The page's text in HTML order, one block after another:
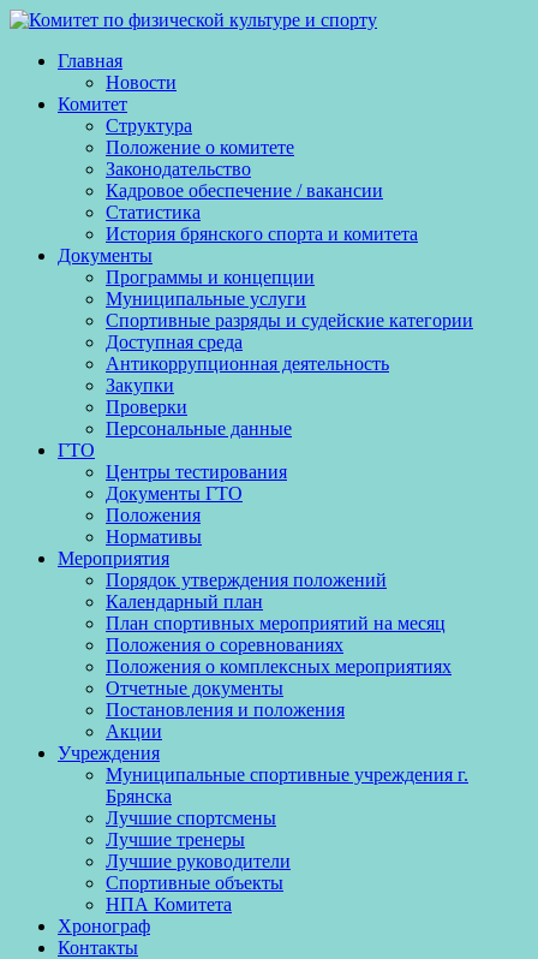
Skip
contentГлавная
Новости
Комитет
Структура
Положение о комитете
Законодательство
Кадровое обеспечение / вакансии
Статистика
История брянского спорта и комитета
Документы
Программы и концепции
Муниципальные услуги
Спортивные разряды и судейские категории
Доступная среда
Антикоррупционная деятельность
Закупки
Проверки
Персональные данные
ГТО
Центры тестирования
Документы ГТО
Положения
Нормативы
Мероприятия
Порядок утверждения положений
Календарный план
План спортивных мероприятий на месяц
Положения о соревнованиях
Положения о комплексных мероприятиях
Отчетные документы
Постановления и положения
Акции
Учреждения
Муниципальные спортивные учреждения г.
Брянска
Лучшие спортсмены
Лучшие тренеры
Лучшие руководители
Спортивные объекты
НПА Комитета
Хронограф
Контакты